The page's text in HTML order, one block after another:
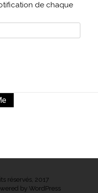
de chaque
réservés, 2017
by WordPress